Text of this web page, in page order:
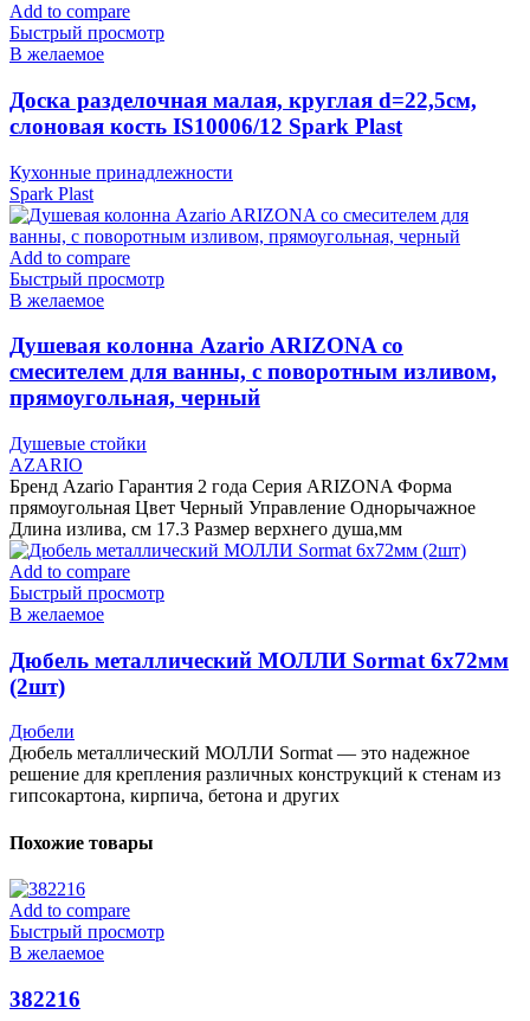
Add to compare
Быстрый просмотр
В желаемое
Доска разделочная малая, круглая d=22,5см,
слоновая кость IS10006/12 Spark Plast
Кухонные принадлежности
Spark Plast
Add to compare
Быстрый просмотр
В желаемое
Душевая колонна Azario ARIZONA со
смесителем для ванны, с поворотным изливом,
прямоугольная, черный
Душевые стойки
AZARIO
Бренд Azario Гарантия 2 года Серия ARIZONA Форма
прямоугольная Цвет Черный Управление Однорычажное
Длина излива, см 17.3 Размер верхнего душа,мм
Add to compare
Быстрый просмотр
В желаемое
Дюбель металлический МОЛЛИ Sormat 6х72мм
(2шт)
Дюбели
Дюбель металлический МОЛЛИ Sormat — это надежное
решение для крепления различных конструкций к стенам из
гипсокартона, кирпича, бетона и других
Похожие товары
Add to compare
Быстрый просмотр
В желаемое
382216